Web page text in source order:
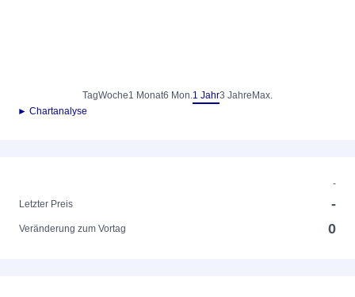
TagWoche1 Monat6 Mon.1 Jahr3 Jahre Max.
► Chartanalyse
-
Letzter Preis
-
Veränderung zum Vortag 0